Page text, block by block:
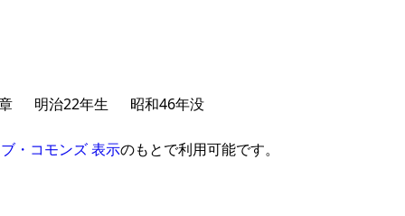
明治22年生 昭和46年没
・コモンズ 表示のもとで利用可能です。